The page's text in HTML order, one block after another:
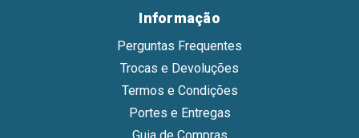
Informação
Perguntas Frequentes
Trocas e Devoluções
Termos e Condições
Portes e Entregas
Guia de Compras